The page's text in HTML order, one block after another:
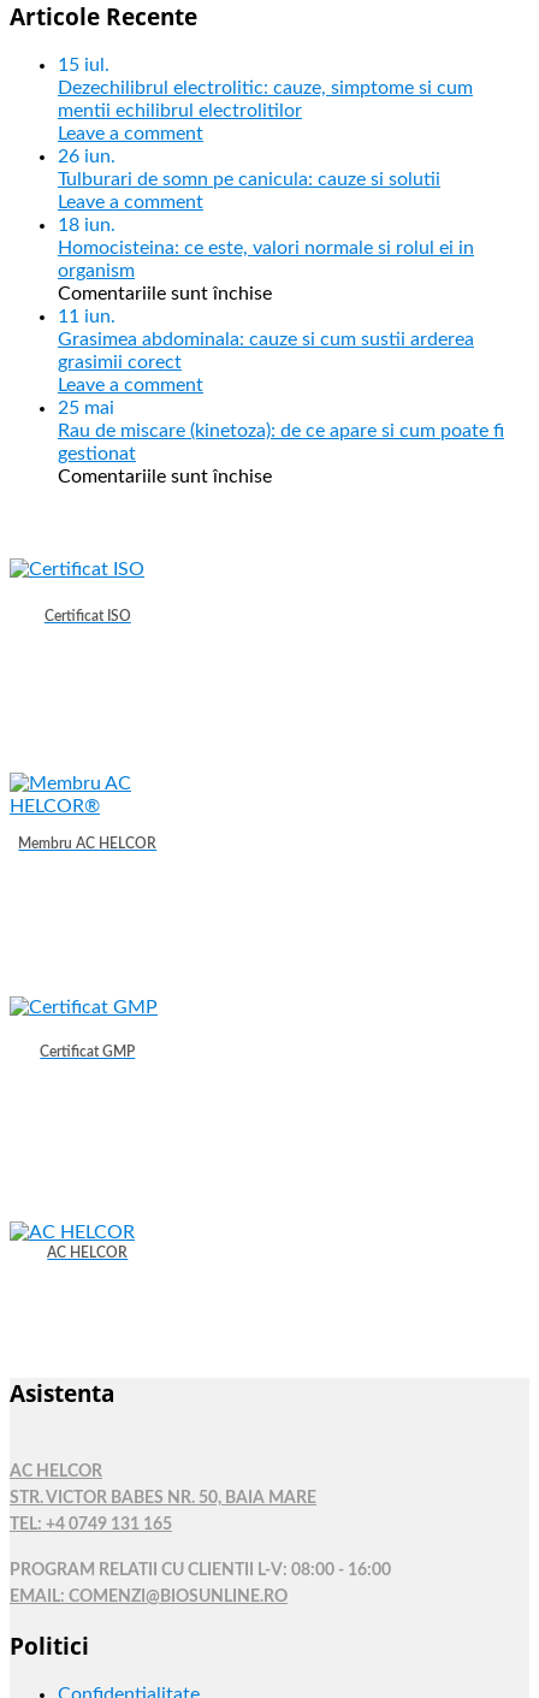
Articole Recente
15 iul.
Dezechilibrul electrolitic: cauze, simptome si cum
mentii echilibrul electrolitilor
Leave a comment
26 iun.
Tulburari de somn pe canicula: cauze si solutii
Leave a comment
18 iun.
Homocisteina: ce este, valori normale si rolul ei in
organism
Comentariile sunt închise
11 iun.
Grasimea abdominala: cauze si cum sustii arderea
grasimii corect
Leave a comment
25 mai
Rau de miscare (kinetoza): de ce apare si cum poate fi
gestionat
Comentariile sunt închise
Certificat ISO
Membru AC HELCOR
Certificat GMP
AC HELCOR
Asistenta
AC HELCOR
STR. VICTOR BABES NR. 50, BAIA MARE
TEL: +4 0749 131 165
PROGRAM RELATII CU CLIENTII L-V: 08:00 - 16:00
EMAIL: COMENZI@BIOSUNLINE.RO
Politici